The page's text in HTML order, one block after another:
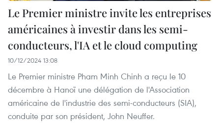
Le Premier ministre invite les entreprises
américaines à investir dans les semi-
conducteurs, l'IA et le cloud computing
10/12/2024 13:08
Le Premier ministre Pham Minh Chinh a reçu le 10
décembre à Hanoï une délégation de l'Association
américaine de l'industrie des semi-conducteurs (SIA),
conduite par son président, John Neuffer.